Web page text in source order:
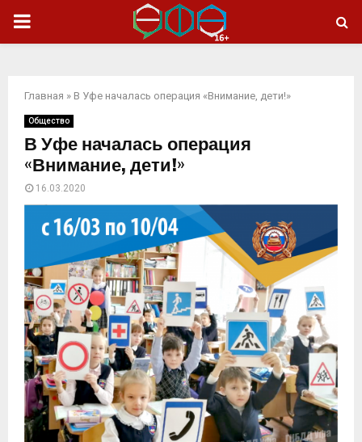
ОСНОВНОЕ
Главная » В Уфе началась операция «Внимание, дети!»
Общество
В Уфе началась операция
«Внимание, дети!»
16.03.2020